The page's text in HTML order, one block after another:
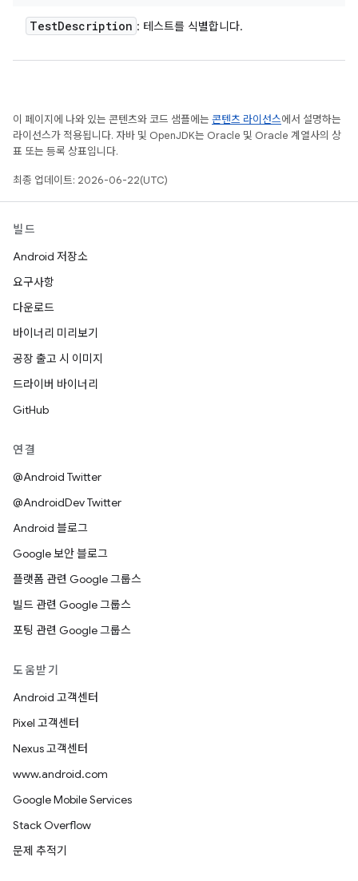
TestDescription : 테스트를 식별합니다.
이 페이지에 나와 있는 콘텐츠와 코드 샘플에는 콘텐츠 라이선스에서 설명하는
라이선스가 적용됩니다. 자바 및 OpenJDK는 Oracle 및 Oracle 계열사의 상
표 또는 등록 상표입니다.
최종 업데이트: 2026-06-22(UTC)
빌드
Android 저장소
요구사항
다운로드
바이너리 미리보기
공장 출고 시 이미지
드라이버 바이너리
GitHub
연결
@Android Twitter
@AndroidDev Twitter
Android 블로그
Google 보안 블로그
플랫폼 관련 Google 그룹스
빌드 관련 Google 그룹스
포팅 관련 Google 그룹스
도움받기
Android 고객센터
Pixel 고객센터
Nexus 고객센터
www.android.com
Google Mobile Services
Stack Overflow
문제 추적기